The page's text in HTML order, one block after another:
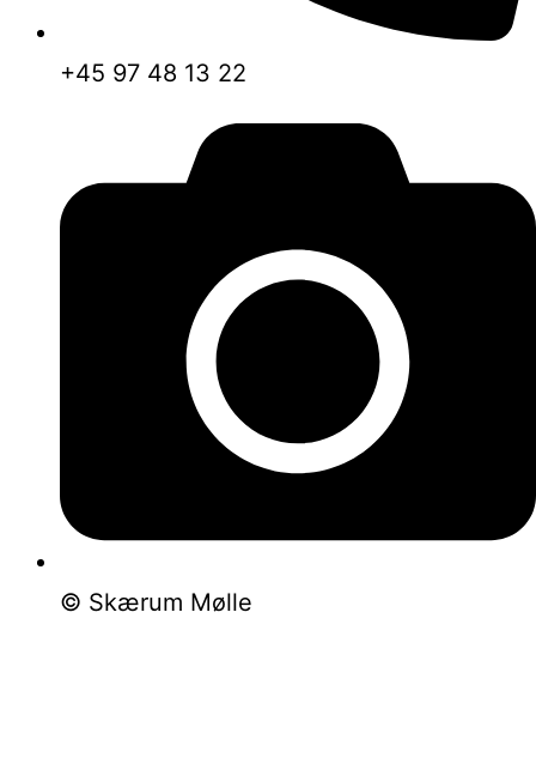
+45 97 48 13 22
© Skærum Mølle